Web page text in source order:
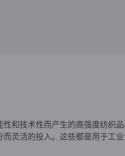
性和技术性而产生的高强度纺织
而灵活的投入。这些都是用于工